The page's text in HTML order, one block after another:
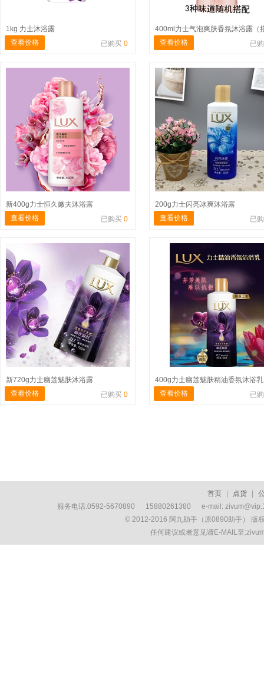
1kg 力士沐浴露
查看价格
已购买 0 查看价格 已
新400g力士恒久嫩夫沐浴露
查看价格
已购买 0
200g力士闪亮冰爽沐浴露
查看价格
已
新720g力士幽莲魅肤沐浴露
查看价格
已购买 0
400g力士幽莲魅肤精油香氛沐浴乳
查看价格
已
首页 点货
服务电话:0592-5670890 15880261380 e-mail:
© 2012-2016 阿九助手（原0890助手） 版
任何建议或者意见请E-MAIL至